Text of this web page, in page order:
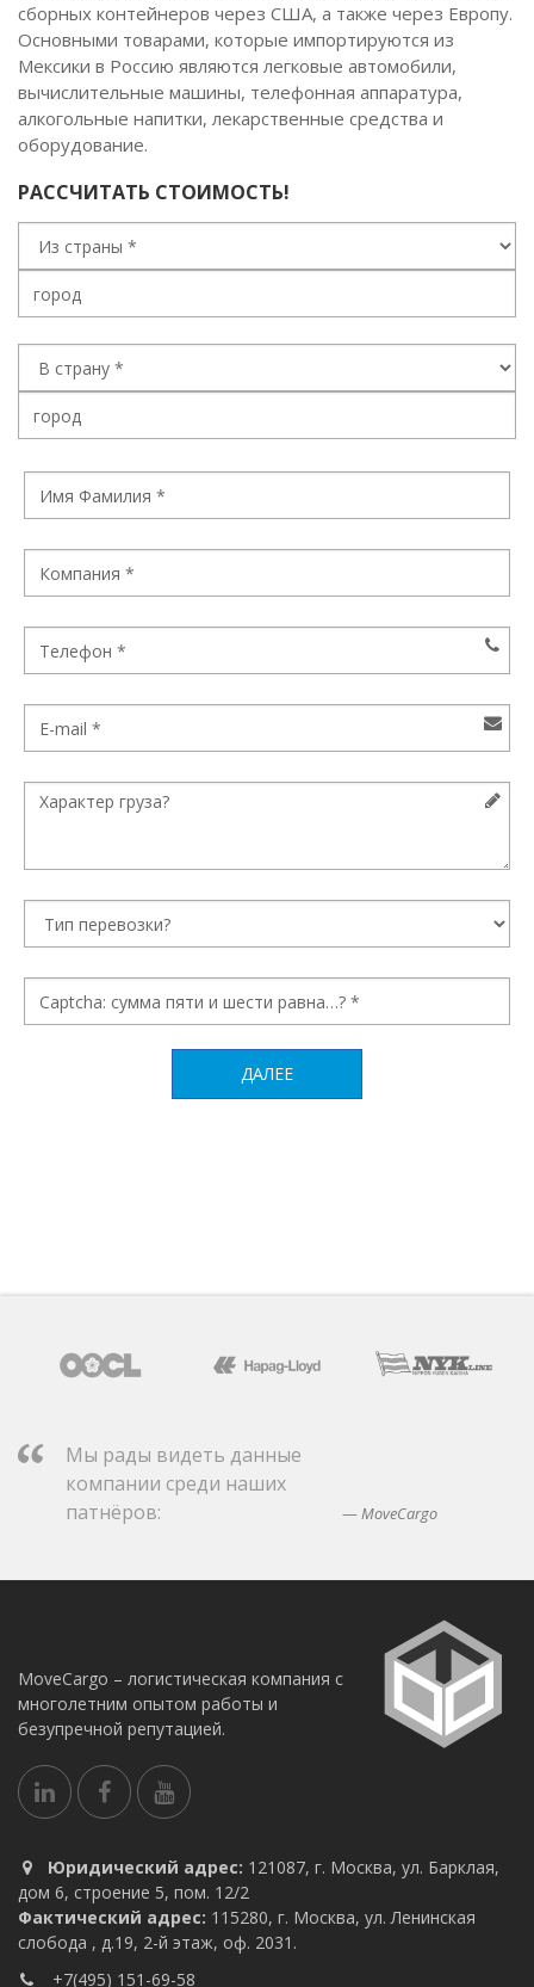
сборных контейнеров через США, а также через Европу.
Основными товарами, которые импортируются из
Мексики в Россию являются легковые автомобили,
вычислительные машины, телефонная аппаратура,
алкогольные напитки, лекарственные средства и
оборудование.
РАССЧИТАТЬ СТОИМОСТЬ!
ДАЛЕЕ
Мы рады видеть данные
компании среди наших
патнёров:
MoveCargo
MoveCargo – логистическая компания с
многолетним опытом работы и
безупречной репутацией.
Юридический адрес: 121087, г. Москва, ул. Барклая,
дом 6, строение 5, пом. 12/2
Фактический адрес: 115280, г. Москва, ул. Ленинская
слобода , д.19, 2-й этаж, оф. 2031.
+7(495) 151-69-58